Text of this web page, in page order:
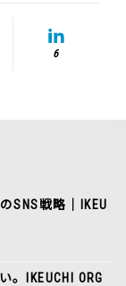
6
SNS戦略｜IKEU
。IKEUCHI ORG